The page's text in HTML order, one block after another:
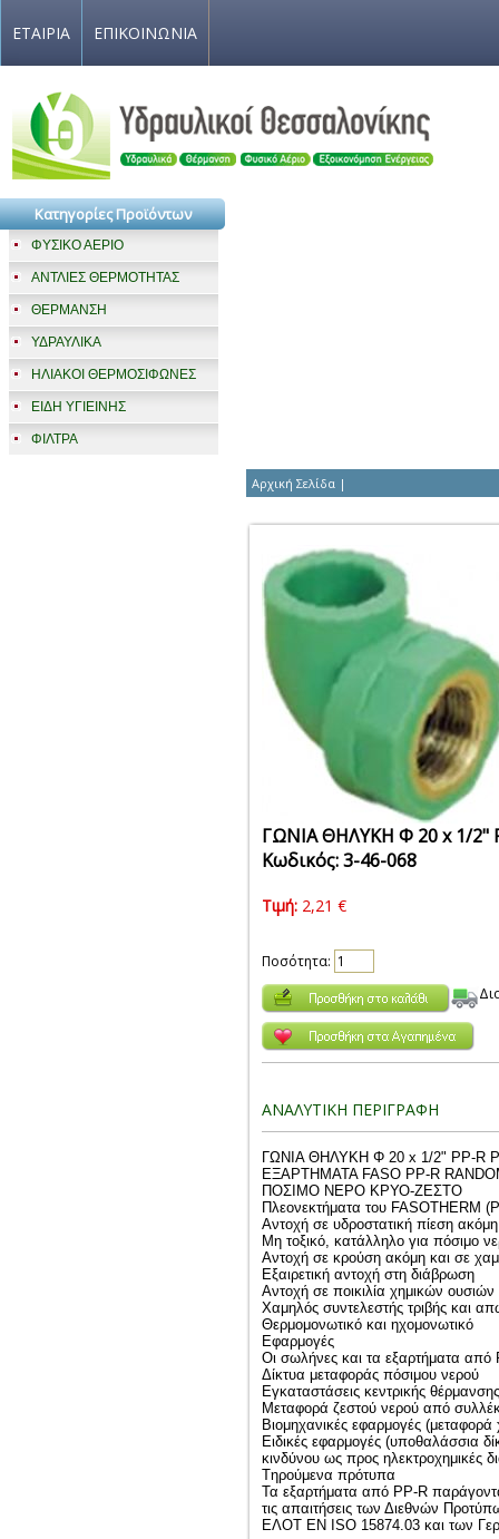
ΦΥΣΙΚΟ ΑΕΡΙΟ
ΑΝΤΛΙΕΣ ΘΕΡΜΟΤΗΤΑΣ
ΘΕΡΜΑΝΣΗ
ΥΔΡΑΥΛΙΚΑ
ΗΛΙΑΚΟΙ ΘΕΡΜΟΣΙΦΩΝΕΣ
ΕΙΔΗ ΥΓΙΕΙΝΗΣ
ΦΙΛΤΡΑ
ΕΤΑΙΡΙΑ ΕΠΙΚΟΙΝΩΝΙΑ
Κατηγορίες Προϊόντων
Αρχική Σελίδα |
ΓΩΝΙΑ ΘΗΛΥΚΗ Φ 20 x 1/2"
Κωδικός: 3-46-068
Τιμή: 2,21 €
Ποσότητα:
ΑΝΑΛΥΤΙΚΗ ΠΕΡΙΓΡΑΦΗ
ΓΩΝΙΑ ΘΗΛΥΚΗ Φ 20 x 1/2" PP-R
ΕΞΑΡΤΗΜΑΤΑ FASO PP-R
ΠΟΣΙΜΟ ΝΕΡΟ ΚΡΥΟ-ΖΕΣΤΟ
Πλεονεκτήματα του FASOTHERM
Αντοχή σε υδροστατική πίεση
Μη τοξικό, κατάλληλο για πόσιμο
Αντοχή σε κρούση ακόμη και σε
Εξαιρετική αντοχή στη διάβρωση
Αντοχή σε ποικιλία χημικών ουσιών
Χαμηλός συντελεστής τριβής και
Θερμομονωτικό και ηχομονωτικό
Εφαρμογές
Οι σωλήνες και τα εξαρτήματα από
Δίκτυα μεταφοράς πόσιμου νερού
Εγκαταστάσεις κεντρικής
Μεταφορά ζεστού νερού από
Βιομηχανικές εφαρμογές
Ειδικές εφαρμογές (υποθαλάσσια
κινδύνου ως προς ηλεκτροχημικές
Tηρούμενα πρότυπα
Τα εξαρτήματα από PP-R
τις απαιτήσεις των Διεθνών
ΕΛΟΤ EN ISO 15874.03 και των